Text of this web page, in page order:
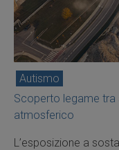
Autismo
Scoperto legame tra
atmosferico
L’esposizione a